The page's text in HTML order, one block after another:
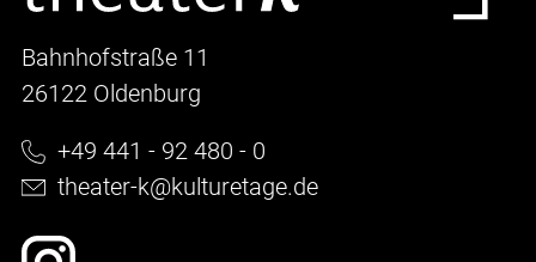
Bahnhofstraße 11
26122 Oldenburg
+49 441 - 92 480 - 0
theater-k@kulturetage.de